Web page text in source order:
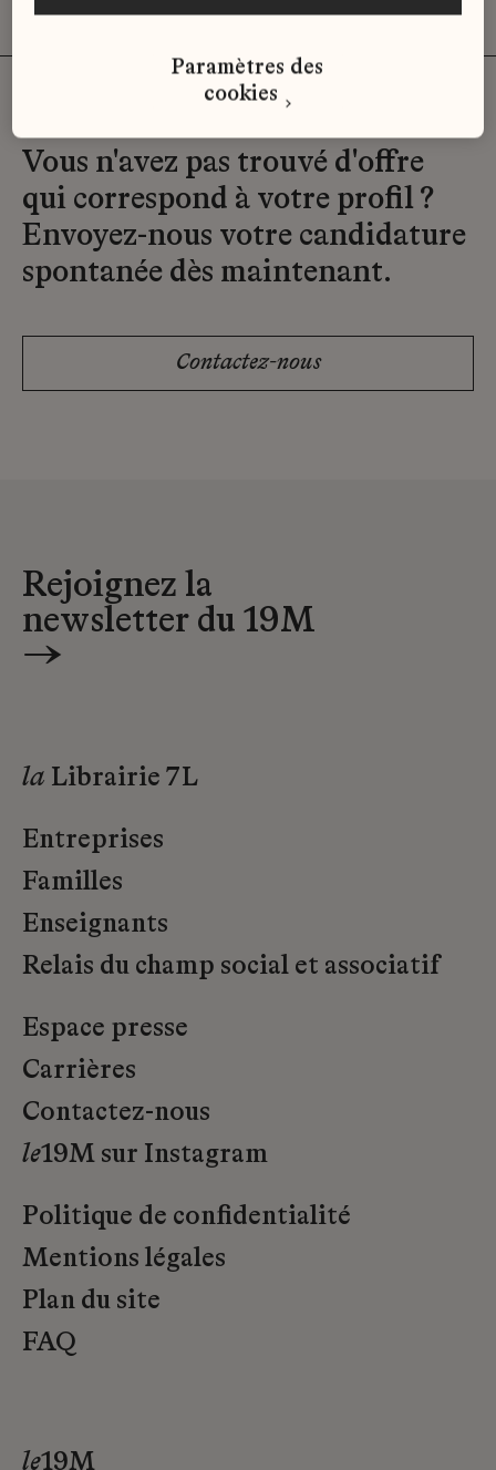
Vous n'avez pas trouvé d'offre
qui correspond à votre profil ?
Envoyez-nous votre candidature
spontanée dès maintenant.
Contactez-nous
Rejoignez la
newsletter du 19M
→
la Librairie 7L
Entreprises
Familles
Enseignants
Relais du champ social et associatif
Espace presse
Carrières
Contactez-nous
le19M sur Instagram
Politique de confidentialité
Mentions légales
Plan du site
FAQ
le19M
Paramètres des
cookies